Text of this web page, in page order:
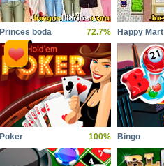
Princes boda 72.7% Happy Mart
Poker 100% Bingo